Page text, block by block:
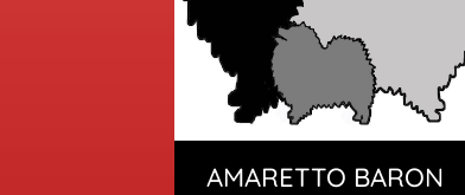
AMARETTO BARON